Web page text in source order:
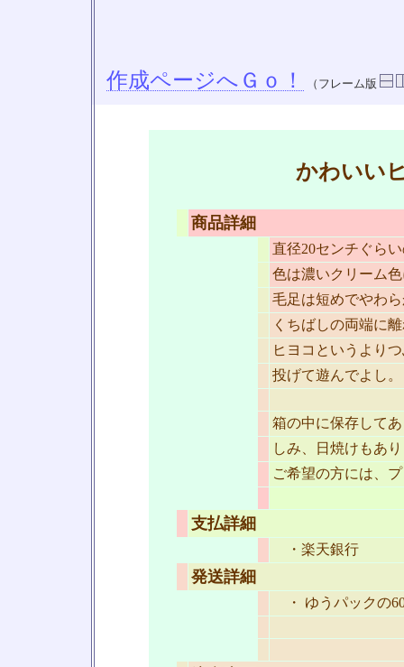
作成ページへＧｏ！ （フレーム版
かわいい
商品詳細
直径20センチぐら
色は濃いクリーム
毛足は短めでやわ
くちばしの両端に
ヒヨコというより
投げて遊んでよし。
箱の中に保存して
しみ、日焼けもあ
ご希望の方には、
支払詳細
・楽天銀行
発送詳細
・ ゆうパックの